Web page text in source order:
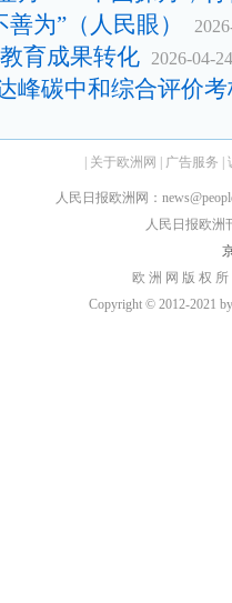
为”（人民眼）
育成果转化 2026-04-24
峰碳中和综合评价
关于欧洲网 广告服务
人民日报欧洲网：
人民日报欧洲
欧 洲 网 版 权
Copyright © 2012-2021